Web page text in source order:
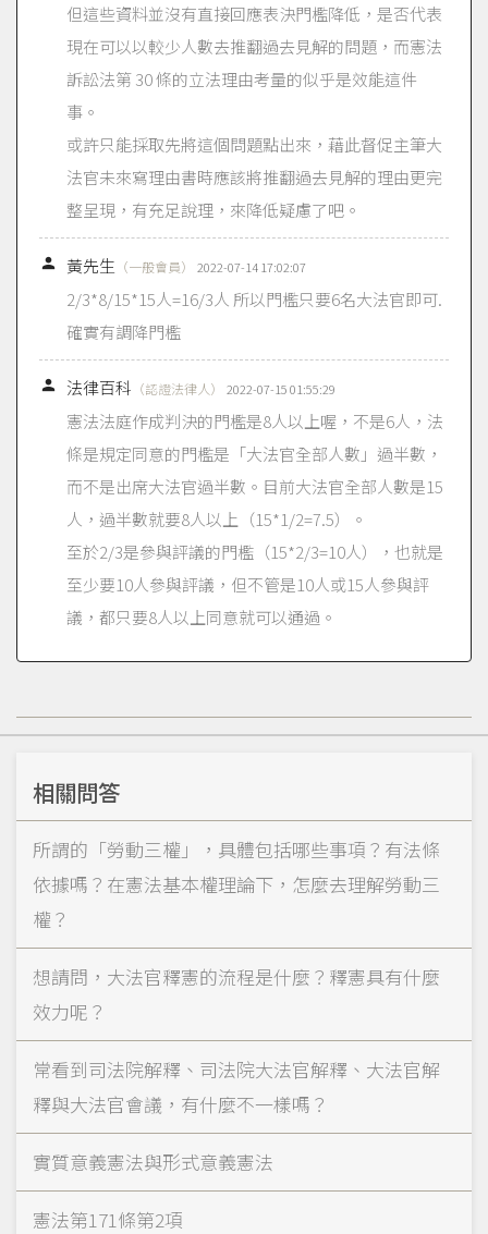
但這些資料並沒有直接回應表決門檻降低，是否代表
現在可以以較少人數去推翻過去見解的問題，而憲法
訴訟法第 30 條的立法理由考量的似乎是效能這件
事。
或許只能採取先將這個問題點出來，藉此督促主筆大
法官未來寫理由書時應該將推翻過去見解的理由更完
整呈現，有充足說理，來降低疑慮了吧。
 黃先生 （一般會員） 2022-07-14 17:02:07
2/3*8/15*15人=16/3人 所以門檻只要6名大法官即可.
確實有調降門檻
 法律百科 （認證法律人） 2022-07-15 01:55:29
憲法法庭作成判決的門檻是8人以上喔，不是6人，法
條是規定同意的門檻是「大法官全部人數」過半數，
而不是出席大法官過半數。目前大法官全部人數是15
人，過半數就要8人以上（15*1/2=7.5）。
至於2/3是參與評議的門檻（15*2/3=10人），也就是
至少要10人參與評議，但不管是10人或15人參與評
議，都只要8人以上同意就可以通過。
相關問答
所謂的「勞動三權」，具體包括哪些事項？有法條
依據嗎？在憲法基本權理論下，怎麼去理解勞動三
權？
想請問，大法官釋憲的流程是什麼？釋憲具有什麼
效力呢？
常看到司法院解釋、司法院大法官解釋、大法官解
釋與大法官會議，有什麼不一樣嗎？
實質意義憲法與形式意義憲法
憲法第171條第2項